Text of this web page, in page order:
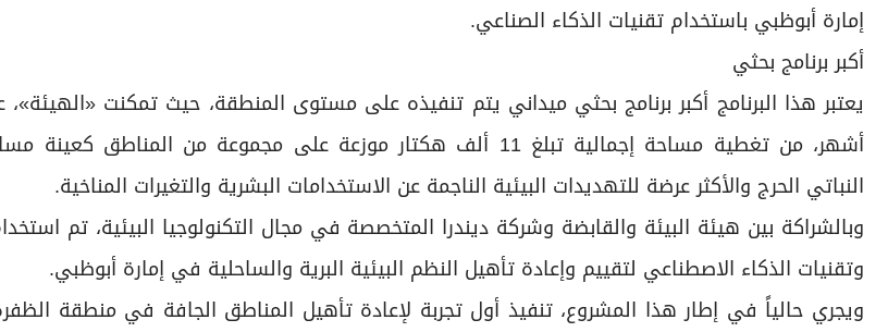
إمارة أبوظبي باستخدام تقنيات الذكاء الصناعي.
أكبر برنامج بحثي
أشهر، من تغطية مساحة إجمالية تبلغ 11 ألف هكتار موزعة على مجموعة من المناطق
النباتي الحرج والأكثر عرضة للتهديدات البيئية الناجمة عن الاستخدامات البشرية والتغيرات المناخية.
وبالشراكة بين هيئة البيئة والقابضة وشركة ديندرا المتخصصة في مجال التكنولوجيا البيئية، تم
وتقنيات الذكاء الاصطناعي لتقييم وإعادة تأهيل النظم البيئية البرية والساحلية في إمارة أبوظبي.
ويجري حالياً في إطار هذا المشروع، تنفيذ أول تجربة لإعادة تأهيل المناطق الجافة في منطقة